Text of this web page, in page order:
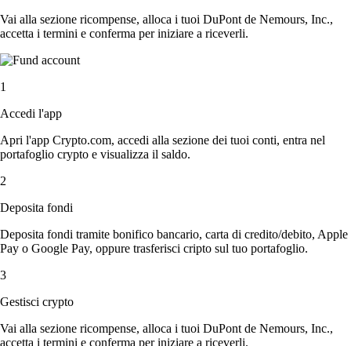
Vai alla sezione ricompense, alloca i tuoi DuPont de Nemours, Inc.,
accetta i termini e conferma per iniziare a riceverli.
1
Accedi l'app
Apri l'app Crypto.com, accedi alla sezione dei tuoi conti, entra nel
portafoglio crypto e visualizza il saldo.
2
Deposita fondi
Deposita fondi tramite bonifico bancario, carta di credito/debito, Apple
Pay o Google Pay, oppure trasferisci cripto sul tuo portafoglio.
3
Gestisci crypto
Vai alla sezione ricompense, alloca i tuoi DuPont de Nemours, Inc.,
accetta i termini e conferma per iniziare a riceverli.